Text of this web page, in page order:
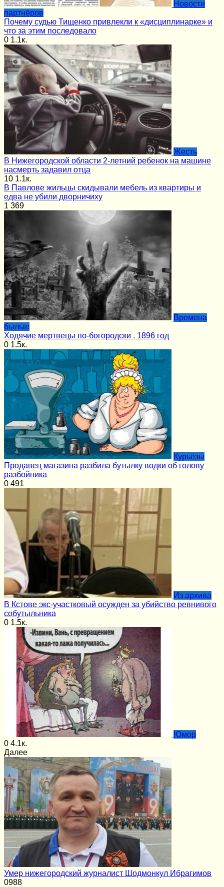
Новости
партнёров
Почему судью Тищенко привлекли к «дисциплинарке» и
что за этим последовало
0 1.1к.
Жесть
В Нижегородской области 2-летний ребенок на машине
насмерть задавил отца
10 1.1к.
В Павлове жильцы скидывали мебель из квартиры и
едва не убили дворничиху
1 369
Времена
былые
Ходячие мертвецы по-богородски . 1896 год
0 1.5к.
Курьёзы
Продавец магазина разбила бутылку водки об голову
разбойника
0 491
Из архива
В Кстове экс-участковый осужден за убийство ревнивого
собутыльника
0 1.5к.
Юмор
0 4.1к.
Далее
Умер нижегородский журналист Шодмонкул Ибрагимов
0988